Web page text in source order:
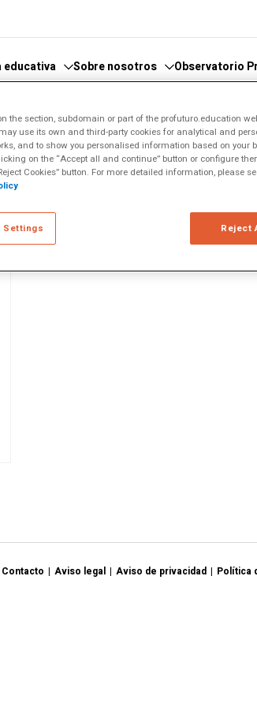
educativa Sobre nosotros
Qué hacemos
Dónde estamos
Observatorio
el Observatorio
y Colaboradores
de temas
Categorías
Enfoques
Soluciones
Experiencias
Tendencias
(ABP)
(ABP)
Contacto Aviso legal Aviso de privacidad Política
the section, subdomain or part of the profuturo.education
use its own and third-party cookies for analytical and
and to show you personalised information based on your
on the “Accept all and continue” button or configure
Cookies” button. For more detailed information, please
Settings Reject